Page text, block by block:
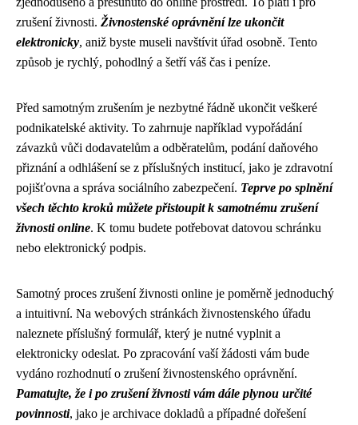
zrušení živnosti. Živnostenské oprávnění lze ukončit
elektronicky, aniž byste museli navštívit úřad osobně. Tento
způsob je rychlý, pohodlný a šetří váš čas i peníze.
Před samotným zrušením je nezbytné řádně ukončit veškeré
podnikatelské aktivity. To zahrnuje například vypořádání
závazků vůči dodavatelům a odběratelům, podání daňového
přiznání a odhlášení se z příslušných institucí, jako je zdravotní
pojišťovna a správa sociálního zabezpečení. Teprve po splnění
všech těchto kroků můžete přistoupit k samotnému zrušení
živnosti online. K tomu budete potřebovat datovou schránku
nebo elektronický podpis.
Samotný proces zrušení živnosti online je poměrně jednoduchý
a intuitivní. Na webových stránkách živnostenského úřadu
naleznete příslušný formulář, který je nutné vyplnit a
elektronicky odeslat. Po zpracování vaší žádosti vám bude
vydáno rozhodnutí o zrušení živnostenského oprávnění.
Pamatujte, že i po zrušení živnosti vám dále plynou určité
povinnosti, jako je archivace dokladů a případné dořešení